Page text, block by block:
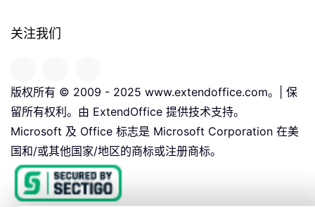
关注我们
版权所有 © 2009 - 2025 www.extendoffice.com。| 保
留所有权利。由 ExtendOffice 提供技术支持。
Microsoft 及 Office 标志是 Microsoft Corporation 在美
国和/或其他国家/地区的商标或注册商标。